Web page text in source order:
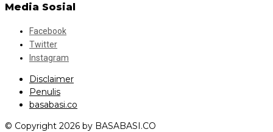
Media Sosial
Facebook
Twitter
Instagram
Disclaimer
Penulis
basabasi.co
© Copyright 2026 by BASABASI.CO